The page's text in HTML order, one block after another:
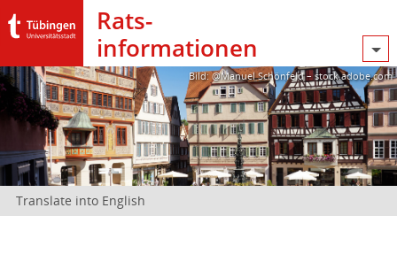
Rats­
informationen
Bild: @Manuel Schönfeld – stock.adobe.com
Translate into English